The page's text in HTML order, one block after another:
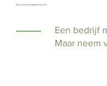
Hoe is het om te werken bij ons?
Een bedrijf
Maar neem